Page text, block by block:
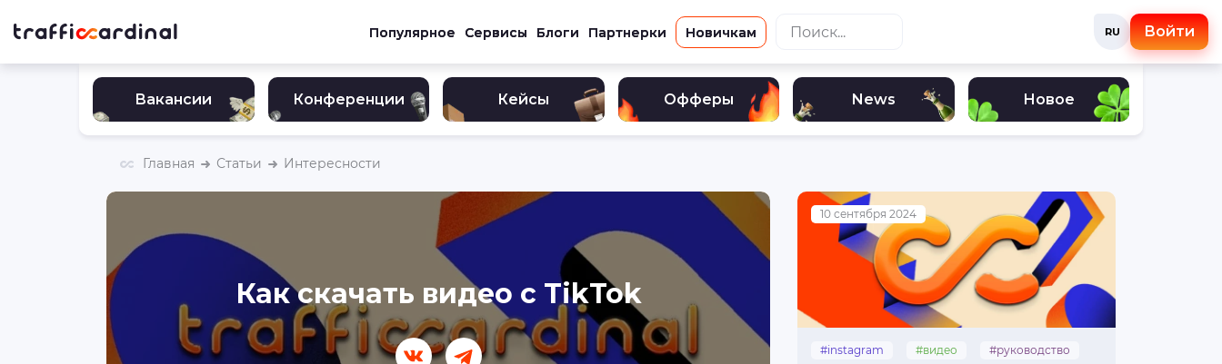
Популярное Сервисы Блоги Партнерки Новичкам RU Войти
Вакансии Конференции Кейсы Офферы News Новое
Главная Статьи Интересности
Как скачать видео с TikTok
10 сентября 2024
#instagram #видео
#руководство